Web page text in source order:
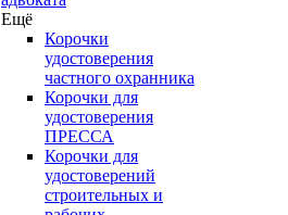
Ещё
Корочки
удостоверения
частного охранника
Корочки для
удостоверения
ПРЕССА
Корочки для
удостоверений
строительных и